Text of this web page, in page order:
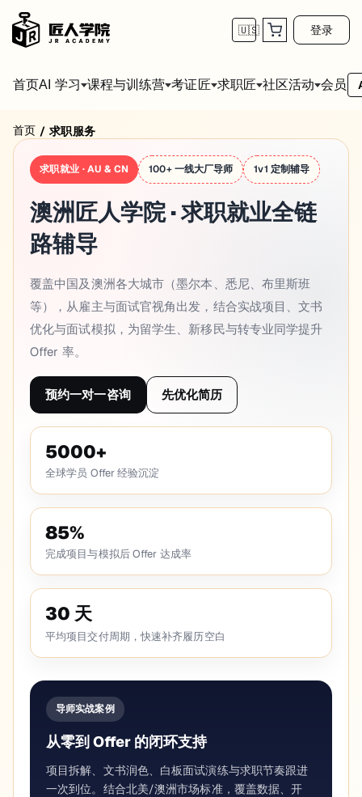
🇺🇸 登录
首页AI 学习 课程与训练营 考证匠 求职匠 社区活动 会员
首页 / 求职服务
求职就业 · AU & CN 100+ 一线大厂导师 1v1 定制辅导
澳洲匠人学院 · 求职就业全链
路辅导
覆盖中国及澳洲各大城市（墨尔本、悉尼、布里斯班
等），从雇主与面试官视角出发，结合实战项目、文书
优化与面试模拟，为留学生、新移民与转专业同学提升
Offer 率。
预约一对一咨询 先优化简历
5000+
全球学员 Offer 经验沉淀
85%
完成项目与模拟后 Offer 达成率
30 天
平均项目交付周期，快速补齐履历空白
导师实战案例
从零到 Offer 的闭环支持
项目拆解、文书润色、白板面试演练与求职节奏跟进
一次到位。结合北美/澳洲市场标准，覆盖数据、开